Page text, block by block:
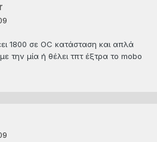
1800 σε OC κατάσταση και απλά
την μία ή θέλει τπτ έξτρα το mobo